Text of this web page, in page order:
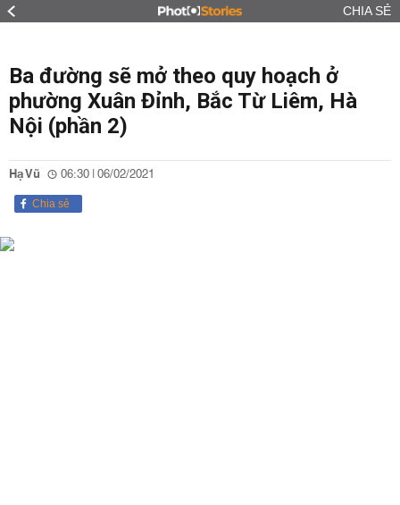
CHIA SẺ
Ba đường sẽ mở theo quy hoạch ở
phường Xuân Đỉnh, Bắc Từ Liêm, Hà
Nội (phần 2)
Hạ Vũ 06:30 | 06/02/2021
Chia sẻ